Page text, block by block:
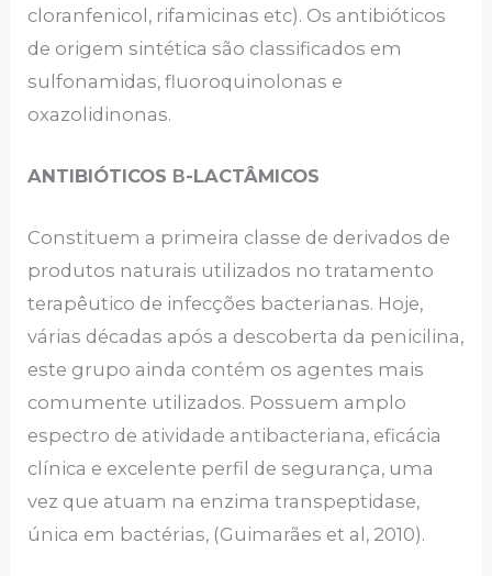
cloranfenicol, rifamicinas etc). Os antibióticos
de origem sintética são classificados em
sulfonamidas, fluoroquinolonas e
oxazolidinonas.
ANTIBIÓTICOS Β-LACTÂMICOS
Constituem a primeira classe de derivados de
produtos naturais utilizados no tratamento
terapêutico de infecções bacterianas. Hoje,
várias décadas após a descoberta da penicilina,
este grupo ainda contém os agentes mais
comumente utilizados. Possuem amplo
espectro de atividade antibacteriana, eficácia
clínica e excelente perfil de segurança, uma
vez que atuam na enzima transpeptidase,
única em bactérias, (Guimarães et al, 2010).